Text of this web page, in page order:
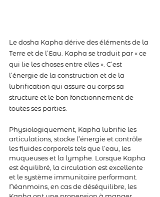
Le dosha Kapha dérive des éléments de la
Terre et de l’Eau. Kapha se traduit par « ce
qui lie les choses entre elles ». C’est
l’énergie de la construction et de la
lubrification qui assure au corps sa
structure et le bon fonctionnement de
toutes ses parties.
Physiologiquement, Kapha lubrifie les
articulations, stocke l’énergie et contrôle
les fluides corporels tels que l’eau, les
muqueuses et la lymphe. Lorsque Kapha
est équilibré, la circulation est excellente
et le système immunitaire performant.
Néanmoins, en cas de déséquilibre, les